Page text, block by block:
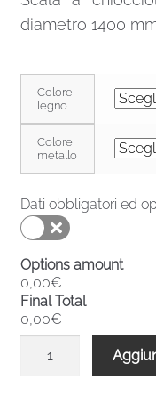
era:
diametro 1400
Colore
legno
Colore
metallo
Dati obbligatori ed
Options amount
0,00€
Final Total
0,00€